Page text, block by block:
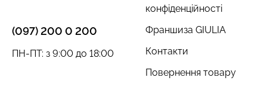
конфіденційності
Франшиза GIULIA
Контакти
Повернення товару
(097) 200 0 200
ПН-ПТ: з 9:00 до 18:00